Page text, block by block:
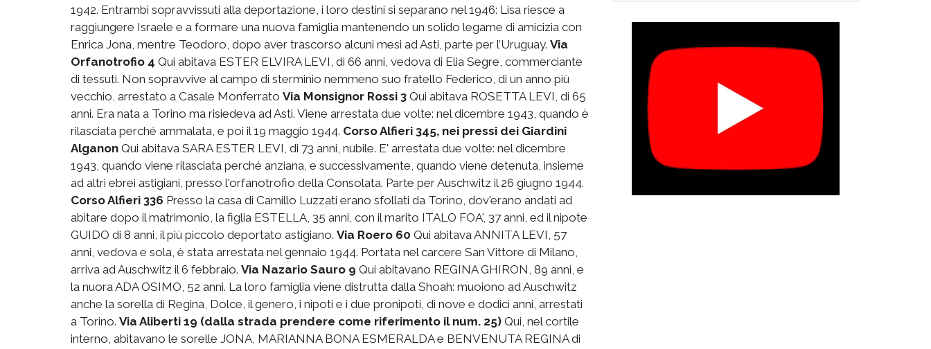
1942. Entrambi sopravvissuti alla deportazione, i loro destini si separano nel 1946: Lisa riesce a
raggiungere Israele e a formare una nuova famiglia mantenendo un solido legame di amicizia con
Enrica Jona, mentre Teodoro, dopo aver trascorso alcuni mesi ad Asti, parte per l’Uruguay. Via
Orfanotrofio 4 Qui abitava ESTER ELVIRA LEVI, di 66 anni, vedova di Elia Segre, commerciante
di tessuti. Non sopravvive al campo di sterminio nemmeno suo fratello Federico, di un anno più
vecchio, arrestato a Casale Monferrato Via Monsignor Rossi 3 Qui abitava ROSETTA LEVI, di 65
anni. Era nata a Torino ma risiedeva ad Asti. Viene arrestata due volte: nel dicembre 1943, quando è
rilasciata perché ammalata, e poi il 19 maggio 1944. Corso Alfieri 345, nei pressi dei Giardini
Alganon Qui abitava SARA ESTER LEVI, di 73 anni, nubile. E' arrestata due volte: nel dicembre
1943, quando viene rilasciata perché anziana, e successivamente, quando viene detenuta, insieme
ad altri ebrei astigiani, presso l'orfanotrofio della Consolata. Parte per Auschwitz il 26 giugno 1944.
Corso Alfieri 336 Presso la casa di Camillo Luzzati erano sfollati da Torino, dov'erano andati ad
abitare dopo il matrimonio, la figlia ESTELLA, 35 anni, con il marito ITALO FOA', 37 anni, ed il nipote
GUIDO di 8 anni, il più piccolo deportato astigiano. Via Roero 60 Qui abitava ANNITA LEVI, 57
anni, vedova e sola, è stata arrestata nel gennaio 1944. Portata nel carcere San Vittore di Milano,
arriva ad Auschwitz il 6 febbraio. Via Nazario Sauro 9 Qui abitavano REGINA GHIRON, 89 anni, e
la nuora ADA OSIMO, 52 anni. La loro famiglia viene distrutta dalla Shoah: muoiono ad Auschwitz
anche la sorella di Regina, Dolce, il genero, i nipoti e i due pronipoti, di nove e dodici anni, arrestati
a Torino. Via Aliberti 19 (dalla strada prendere come riferimento il num. 25) Qui, nel cortile
interno, abitavano le sorelle JONA, MARIANNA BONA ESMERALDA e BENVENUTA REGINA di